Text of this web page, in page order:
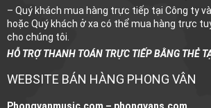
– Quý khách mua hàng trực tiếp tại Công ty
hoặc Quý khách ở xa có thể mua hàng trực
cho chúng tôi.
HỖ TRỢ THANH TOÁN TRỰC TIẾP BẰNG THẺ
WEBSITE BÁN HÀNG PHONG VÂN